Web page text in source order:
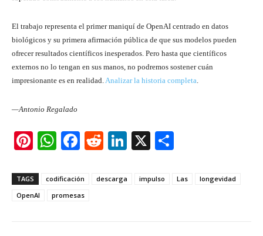
El trabajo representa el primer maniquí de OpenAI centrado en datos
biológicos y su primera afirmación pública de que sus modelos pueden
ofrecer resultados científicos inesperados. Pero hasta que científicos
externos no lo tengan en sus manos, no podremos sostener cuán
impresionante es en realidad.Analizar la historia completa.
—Antonio Regalado
Pi
er
e
W
at
s
F
c
e
R
d
Li
X
ar
TAGS codificación descarga impulso Las
longevidad
OpenAI
promesas